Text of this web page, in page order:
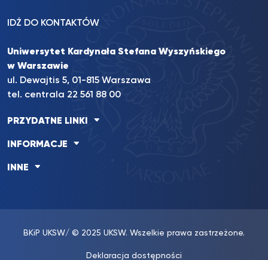
IDŹ DO KONTAKTÓW
Uniwersytet Kardynała Stefana Wyszyńskiego
w Warszawie
ul. Dewajtis 5, 01-815 Warszawa
tel. centrala 22 561 88 00
PRZYDATNE LINKI
INFORMACJE
INNE
BKiP UKSW/ © 2025 UKSW. Wszelkie prawa zastrzeżone.
Deklaracja dostępności